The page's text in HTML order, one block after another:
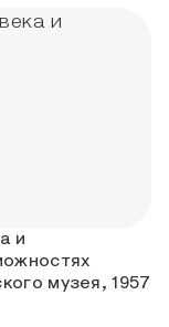
и
музея, 1957